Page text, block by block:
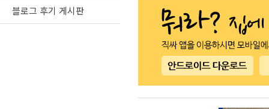
블로그 후기 게시판